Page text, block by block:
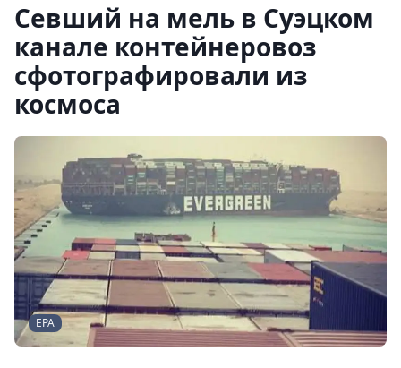
Севший на мель в Суэцком
канале контейнеровоз
сфотографировали из
космоса
EPA